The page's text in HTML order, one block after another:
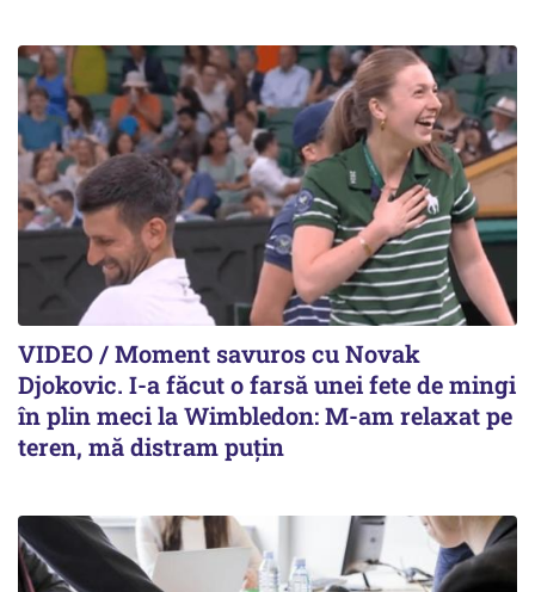
VIDEO / Moment savuros cu Novak
Djokovic. I-a făcut o farsă unei fete de mingi
în plin meci la Wimbledon: M-am relaxat pe
teren, mă distram puțin